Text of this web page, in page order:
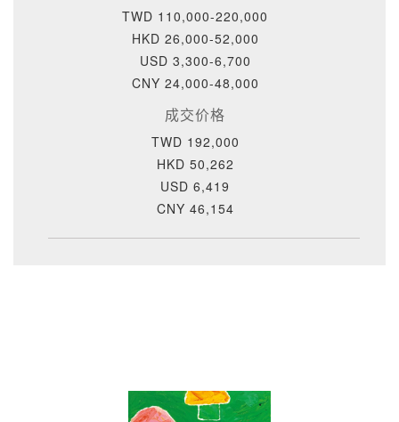
TWD 110,000-220,000
HKD 26,000-52,000
USD 3,300-6,700
CNY 24,000-48,000
成交价格
TWD 192,000
HKD 50,262
USD 6,419
CNY 46,154